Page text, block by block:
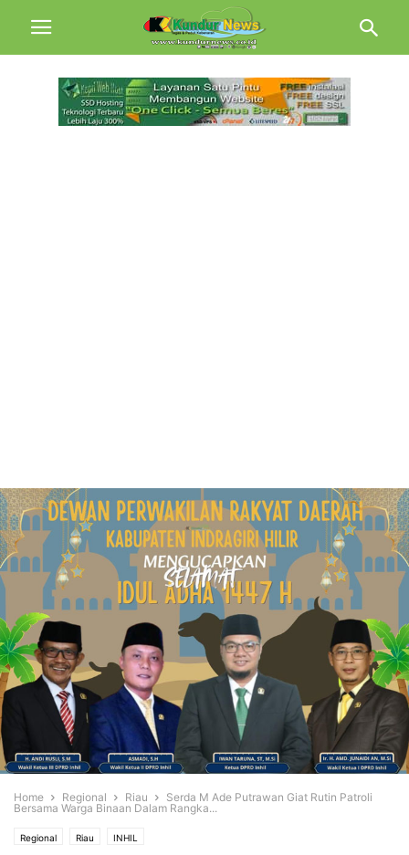
Home Regional Riau
Serda M Ade Putrawan Giat Rutin Patroli
Bersama Warga Binaan Dalam Rangka...
Regional Riau INHIL